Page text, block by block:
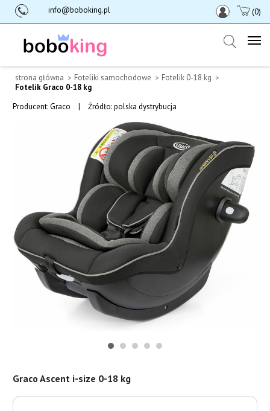
info@boboking.pl (0)
strona główna Foteliki samochodowe
Fotelik 0-18 kg
Fotelik Graco 0-18 kg
Graco Ascent i-size 0-18 kg
Producent:Graco | Źródło: polska dystrybucja